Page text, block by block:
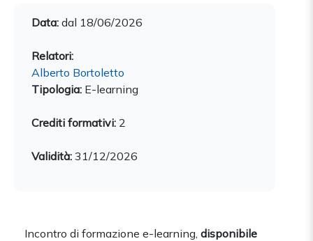
Data: dal 18/06/2026
Relatori:
Alberto Bortoletto
Tipologia: E-learning
Crediti formativi: 2
Validità: 31/12/2026
Incontro di formazione e-learning, disponibile